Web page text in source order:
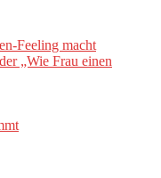
Feeling macht
„Wie Frau einen